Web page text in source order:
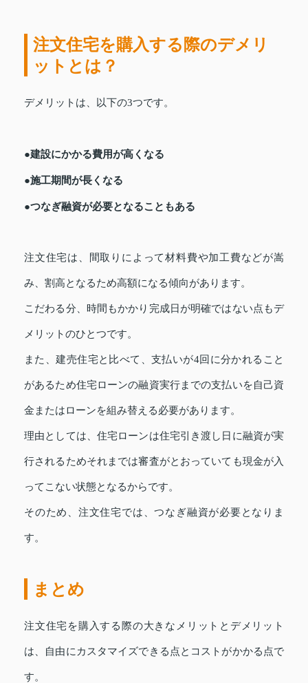
注文住宅を購入する際のデメリ
ットとは？
デメリットは、以下の3つです。
●建設にかかる費用が高くなる
●施工期間が長くなる
●つなぎ融資が必要となることもある
注文住宅は、間取りによって材料費や加工費などが嵩
み、割高となるため高額になる傾向があります。
こだわる分、時間もかかり完成日が明確ではない点もデ
メリットのひとつです。
また、建売住宅と比べて、支払いが4回に分かれること
があるため住宅ローンの融資実行までの支払いを自己資
金またはローンを組み替える必要があります。
理由としては、住宅ローンは住宅引き渡し日に融資が実
行されるためそれまでは審査がとおっていても現金が入
ってこない状態となるからです。
そのため、注文住宅では、つなぎ融資が必要となりま
す。
まとめ
注文住宅を購入する際の大きなメリットとデメリット
は、自由にカスタマイズできる点とコストがかかる点で
す。